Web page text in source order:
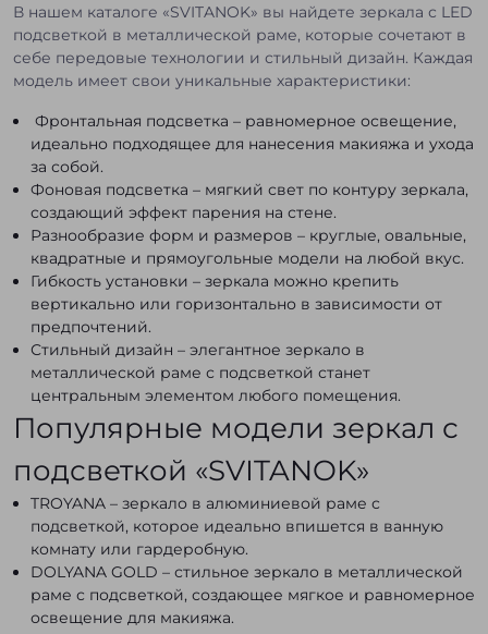
В нашем каталоге «SVITANOK» вы найдете зеркала с LED
подсветкой в металлической раме, которые сочетают в
себе передовые технологии и стильный дизайн. Каждая
модель имеет свои уникальные характеристики:
Фронтальная подсветка – равномерное освещение,
идеально подходящее для нанесения макияжа и ухода
за собой.
Фоновая подсветка – мягкий свет по контуру зеркала,
создающий эффект парения на стене.
Разнообразие форм и размеров – круглые, овальные,
квадратные и прямоугольные модели на любой вкус.
Гибкость установки – зеркала можно крепить
вертикально или горизонтально в зависимости от
предпочтений.
Стильный дизайн – элегантное зеркало в
металлической раме с подсветкой станет
центральным элементом любого помещения.
Популярные модели зеркал с
подсветкой «SVITANOK»
TROYANA – зеркало в алюминиевой раме с
подсветкой, которое идеально впишется в ванную
комнату или гардеробную.
DOLYANA GOLD – стильное зеркало в металлической
раме с подсветкой, создающее мягкое и равномерное
освещение для макияжа.